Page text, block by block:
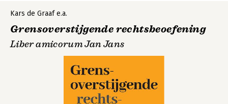
Kars de Graaf e.a.
Grensoverstijgende rechtsbeoefening
Liber amicorum Jan Jans